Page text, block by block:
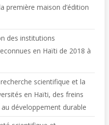
première maison d’édition
des institutions
en Haïti de 2018 à
scientifique et la
en Haïti, des freins
développement durable